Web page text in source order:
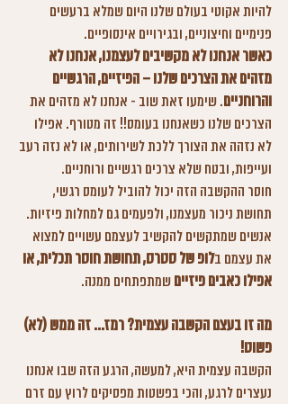
להיות אקוטי בעולם שלנו היום שמלא ברעשים
פנימיים וחיצוניים, ובגירויים אינסופיים.
כאשר אנחנו לא מקשיבים לעצמנו, אנחנו לא
מזהים את הצרכים שלנו – הפיזיים, הרגשיים
והרוחניים. שימעו זאת שוב - אנחנו לא מזהים את
הצרכים שלנו כשאנחנו בעומס!! זה מטורף. אפילו
לא נזהה את הצורך ללכת לשירותים, או לא נזה רעב
ועייפות, ובטח שלא צרכים רגשיים ורוחניים.
חוסר ההקשבה הזה יכול להוביל לעומס רגשי,
תחושת ניכור מעצמנו, ולפעמים גם למחלות פיזיות.
אנשים שמתקשים להקשיב לעצמם עשויים למצוא
את עצמם בלופ של סטרס, תחושת חוסר תכלית, או
אפילו כאבים פיזיים שמתפתחים ממנה.
מה זו בעצם הקשבה עצמית? רמז... זה ממש (לא)
פשוט!
הקשבה עצמית היא, למעשה, הרגע הזה שבו אנחנו
נעצרים לרגע, והכי בפשטות מפסיקים לרוץ עם זרם